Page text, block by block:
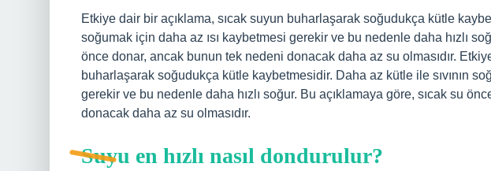
Etkiye dair bir açıklama, sıcak suyun buharlaşarak soğudukça kütle
soğumak için daha az ısı kaybetmesi gerekir ve bu nedenle daha hızlı
önce donar, ancak bunun tek nedeni donacak daha az su olmasıdır.
buharlaşarak soğudukça kütle kaybetmesidir. Daha az kütle ile sıvının
gerekir ve bu nedenle daha hızlı soğur. Bu açıklamaya göre, sıcak su
donacak daha az su olmasıdır.
Suyu en hızlı nasıl dondurulur?